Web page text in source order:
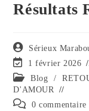
Résultats
Sérieux
1 février 2026
Blog
/
D'AMOUR
0 commentaire